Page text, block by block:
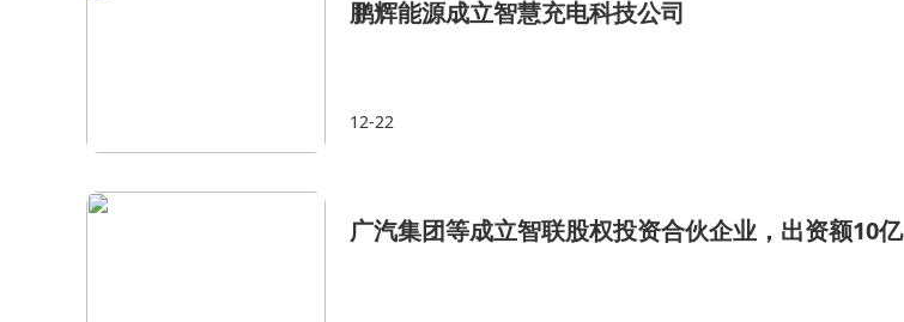
鹏辉能源成立智慧充电科技公司
12-22
广汽集团等成立智联股权投资合伙企业，出资额10亿